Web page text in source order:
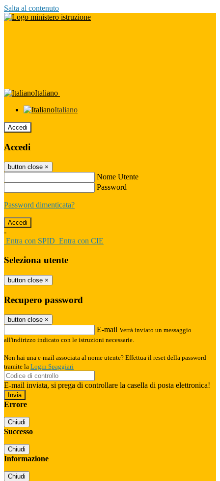
Salta al contenuto
Italiano
Italiano
Accedi
Accedi
button close ×
Nome Utente
Password
Password dimenticata?
-
Entra con SPID Entra con CIE
Seleziona utente
button close ×
Recupero password
button close ×
E-mail Verrà inviato un messaggio
all'indirizzo indicato con le istruzioni necessarie.
Non hai una e-mail associata al nome utente? Effettua il reset della password
tramite la Login Spaggiari
E-mail inviata, si prega di controllare la casella di posta elettronica!
Errore
Chiudi
Successo
Chiudi
Informazione
Chiudi